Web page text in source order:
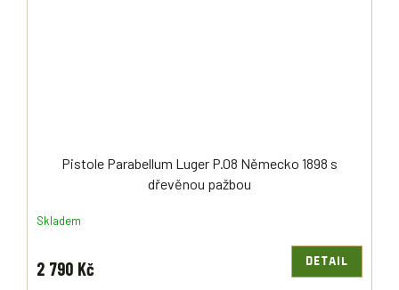
Pistole Parabellum Luger P.08 Německo 1898 s
dřevěnou pažbou
Skladem
2 790 Kč DETAIL